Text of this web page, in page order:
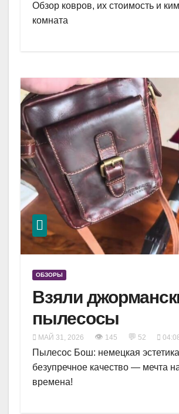
Обзор ковров, их стоимость и
комната
ОБЗОРЫ
Взяли
пылесосы
МАЙ 31, 2026 👁 145 💬 52
Пылесос Бош: немецкая
безупречное качество — мечта
времена!